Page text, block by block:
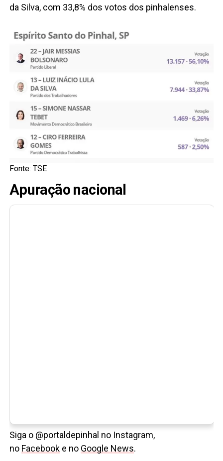
da Silva, com 33,8% dos votos dos pinhalenses.
Fonte: TSE
Apuração nacional
Siga o @portaldepinhal no Instagram,
no Facebooke no Google News.